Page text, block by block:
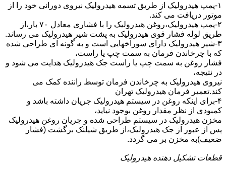
۱-پمپ هیدرولیک از طریق تسمه هیدرولیک نیروی دورانی خود را از
موتور دریافت می کند.
۲-پمپ هیدرولیک،روغن هیدرولیک را با فشاری معادل ۷۰ بار،از
طریق لوله فشار قوی هیدرولیک به پشت شیر هیدرولیک می رساند.
۳-شیر هیدرولیک دارای سوراخهایی است و به گونه ای طراحی شده
که با چرخاندن فرمان به سمت چپ یا راست،
فشار روغن به سمت چپ یا راست جک هیدرولیک هدایت می شود و
در نتیجه،
نیروی هیدرولیک به چرخاندن فرمان توسط راننده کمک می
کند.تعمیر فرمان هیدرولیک تهران
۴-برای اینکه روغن در سیستم هیدرولیک جریان داشته باشد و
کمبودی از نظر مقدار روغن بوجود نیاید،
مخزن هیدرولیک در سیستم طراحی شده و جریان روغن هیدرولیک
پس از عبور از جک هیدرولیک،از طریق شیلنک برگشت (فشار
ضعیف)به مخزن بر می گردد.
قطعات تشکیل دهنده هیدرولیک